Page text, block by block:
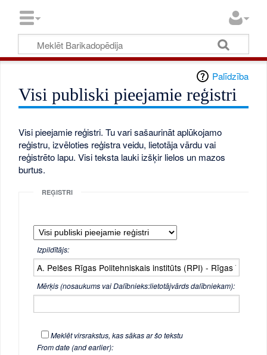
Palīdzība
Visi publiski pieejamie reģistri
Visi pieejamie reģistri. Tu vari sašaurināt aplūkojamo
reģistru, izvēloties reģistra veidu, lietotāja vārdu vai
reģistrēto lapu. Visi teksta lauki izšķir lielos un mazos
burtus.
REĢISTRI
Izpildītājs:
Mērķis (nosaukums vai Dalībnieks:lietotājvārds dalībniekam):
Meklēt virsrakstus, kas sākas ar šo tekstu
From date (and earlier):